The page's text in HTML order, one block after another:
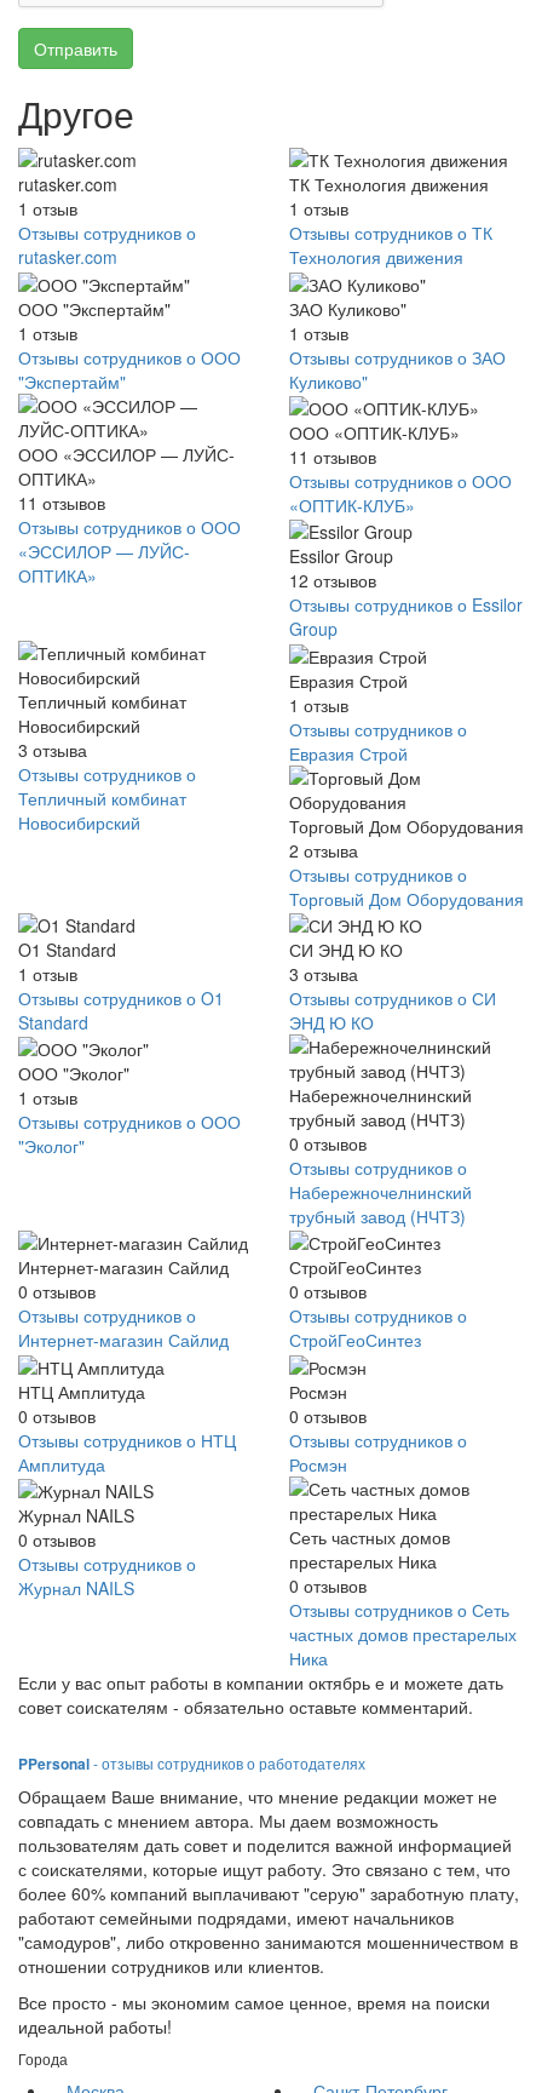
Отправить
Другое
rutasker.com
1 отзыв
Отзывы сотрудников о
rutasker.com
ТК Технология движения
1 отзыв
Отзывы сотрудников о ТК
Технология движения
ООО "Экспертайм"
1 отзыв
Отзывы сотрудников о ООО
"Экспертайм"
ЗАО Куликово"
1 отзыв
Отзывы сотрудников о ЗАО
Куликово"
ООО «ЭССИЛОР — ЛУЙС-
ОПТИКА»
11 отзывов
Отзывы сотрудников о ООО
«ЭССИЛОР — ЛУЙС-
ОПТИКА»
ООО «ОПТИК-КЛУБ»
11 отзывов
Отзывы сотрудников о ООО
«ОПТИК-КЛУБ»
Essilor Group
12 отзывов
Отзывы сотрудников о Essilor
Group
Тепличный комбинат
Новосибирский
3 отзыва
Отзывы сотрудников о
Тепличный комбинат
Новосибирский
Евразия Строй
1 отзыв
Отзывы сотрудников о
Евразия Строй
Торговый Дом Оборудования
2 отзыва
Отзывы сотрудников о
Торговый Дом Оборудования
O1 Standard
1 отзыв
Отзывы сотрудников о O1
Standard
СИ ЭНД Ю КО
3 отзыва
Отзывы сотрудников о СИ
ЭНД Ю КО
ООО "Эколог"
1 отзыв
Отзывы сотрудников о ООО
"Эколог"
Набережночелнинский
трубный завод (НЧТЗ)
0 отзывов
Отзывы сотрудников о
Набережночелнинский
трубный завод (НЧТЗ)
Интернет-магазин Сайлид
0 отзывов
Отзывы сотрудников о
Интернет-магазин Сайлид
СтройГеоСинтез
0 отзывов
Отзывы сотрудников о
СтройГеоСинтез
НТЦ Амплитуда
0 отзывов
Отзывы сотрудников о НТЦ
Амплитуда
Росмэн
0 отзывов
Отзывы сотрудников о
Росмэн
Журнал NAILS
0 отзывов
Отзывы сотрудников о
Журнал NAILS
Сеть частных домов
престарелых Ника
0 отзывов
Отзывы сотрудников о Сеть
частных домов престарелых
Ника
Если у вас опыт работы в компании октябрь е и можете дать
совет соискателям - обязательно оставьте комментарий.
PPersonal- отзывы сотрудников о работодателях
Обращаем Ваше внимание, что мнение редакции может не
совпадать с мнением автора. Мы даем возможность
пользователям дать совет и поделится важной информацией
с соискателями, которые ищут работу. Это связано с тем, что
более 60% компаний выплачивают "серую" заработную плату,
работают семейными подрядами, имеют начальников
"самодуров", либо откровенно занимаются мошенничеством в
отношении сотрудников или клиентов.
Все просто - мы экономим самое ценное, время на поиски
идеальной работы!
Города